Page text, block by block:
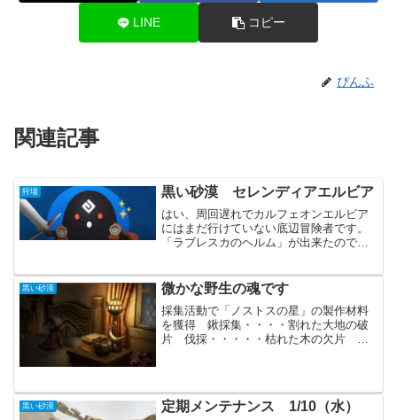
LINE コピー
ぴんふ
関連記事
狩場 黒い砂漠 セレンディアエルビア
はい、周回遅れでカルフェオンエルビア
にはまだ行けていない底辺冒険者です。
「ラブレスカのヘルム」が出来たので、
おり、今現在の感じをお伝えしたいと思
います。適正攻撃力240...
黒い砂漠 微かな野生の魂です
採集活動で「ノストスの星」の製作材料
を獲得 鍬採集・・・・割れた大地の破
片 伐採・・・・・枯れた木の欠片 樹
し・・・・色褪せた自然の外皮今回は
屠...
黒い砂漠 定期メンテナンス 1/10（水）